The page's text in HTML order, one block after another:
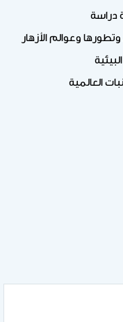
دراسة
وعوالم الأزهار
العالمية